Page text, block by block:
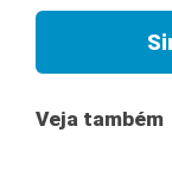
Veja também